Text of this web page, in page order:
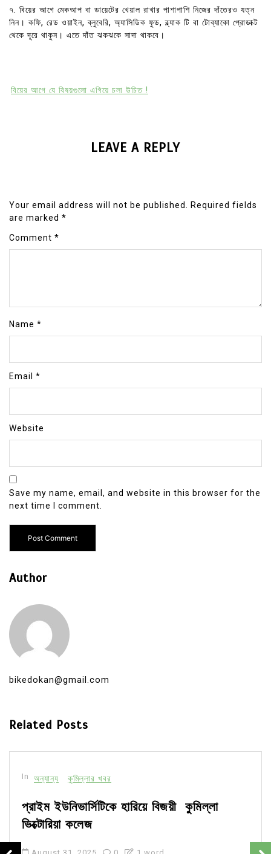
৭. বিয়ের আগে মেকআপ বা ডায়েটের খেয়াল রাখার পাশাপাশি নিজের দাঁতেরও যত্ন
নিন। কফি, রেড ওয়াইন, ব্লুবেরি, অ্যাসিডিক ফুড, ব্ল্যাক টি বা টোব্যাকো প্রোডাক্ট
থেকে দূরে থাকুন। এতে দাঁত ঝকঝকে সাদা থাকবে।
বিয়ের আগে যে বিষয়গুলো এগিয়ে চলা উচিত !
LEAVE A REPLY
Your email address will not be published.
Required fields
are marked *
Comment *
Name *
Email *
Website
Save my name, email, and website in this browser for the
next time I comment.
Author
bikedokan@gmail.com
Related Posts
In অন্যান্য কুমিল্লার খবর
প্রাইম ইউনিভার্সিটিকে হারিয়ে বিজয়ী কুমিল্লা
ভিক্টোরিয়া কলেজ